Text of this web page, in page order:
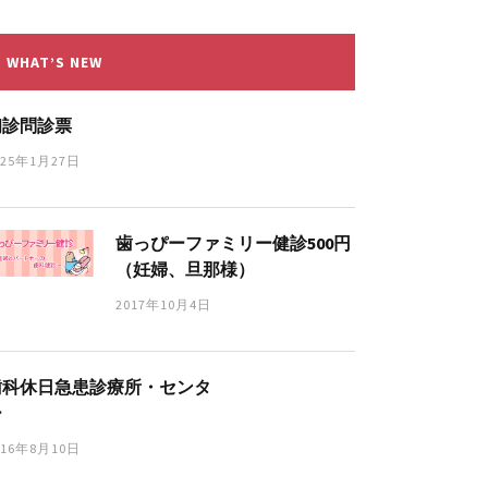
WHAT’S NEW
問診票
年1月27日
歯っぴーファミリー健診500円
（妊婦、旦那様）
2017年10月4日
休日急患診療所・センタ
年8月10日